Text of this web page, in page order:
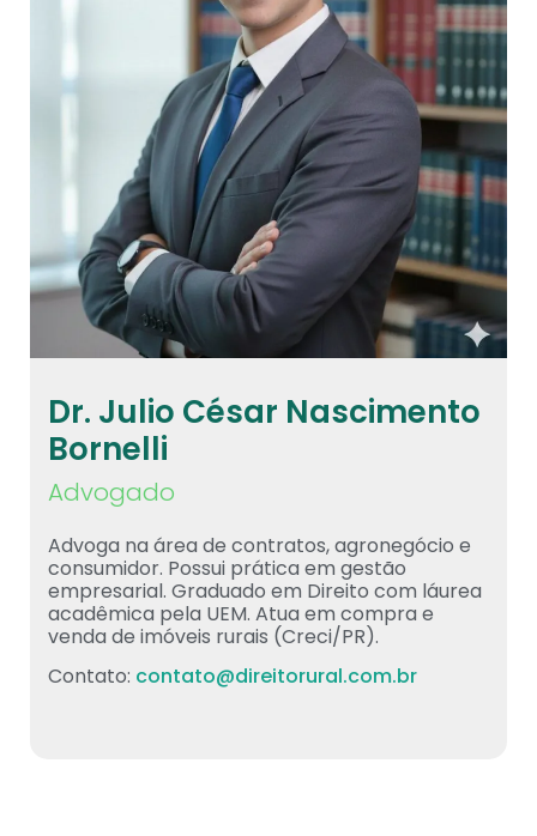
Dr. Julio César Nascimento
Bornelli
Advogado
Advoga na área de contratos, agronegócio e
consumidor. Possui prática em gestão
empresarial. Graduado em Direito com láurea
acadêmica pela UEM. Atua em compra e
venda de imóveis rurais (Creci/PR).
Contato: contato@direitorural.com.br